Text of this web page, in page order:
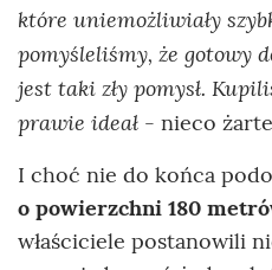
które uniemożliwiały
pomyśleliśmy, że gotowy
jest taki zły pomysł.
prawie ideał - nieco
I choć nie do końca
o powierzchni 180
właściciele postanowili